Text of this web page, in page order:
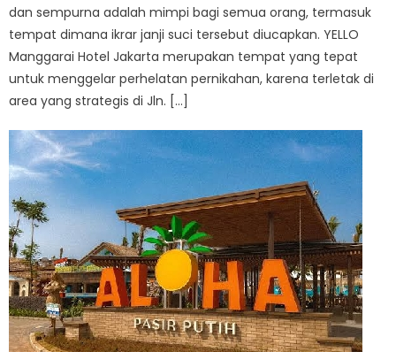
dan sempurna adalah mimpi bagi semua orang, termasuk
tempat dimana ikrar janji suci tersebut diucapkan. YELLO
Manggarai Hotel Jakarta merupakan tempat yang tepat
untuk menggelar perhelatan pernikahan, karena terletak di
area yang strategis di Jln. […]